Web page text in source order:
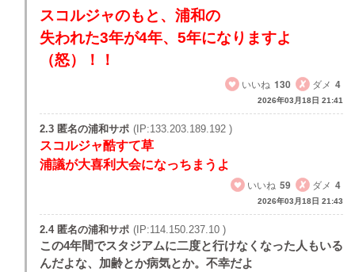
スコルジャのもと、浦和の
失われた3年が4年、5年になりますよ
（怒）！！
いいね 130 ダメ 4
2026年03月18日 21:41
2.3 匿名の浦和サポ (IP:133.203.189.192 )
スコルジャ酷すて草
浦議が大喜利大会になっちまうよ
いいね 59 ダメ 4
2026年03月18日 21:43
2.4 匿名の浦和サポ (IP:114.150.237.10 )
この4年間でスタジアムに二度と行けなくなった人もいる
んだよな、加齢とか病気とか。不幸だよ